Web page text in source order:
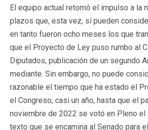
El equipo actual retomó el impulso a la
plazos que, esta vez, sí pueden
en tanto fueron ocho meses los que
que el Proyecto de Ley puso rumbo al
Diputados, publicación de un segundo
mediante. Sin embargo, no puede
razonable el tiempo que ha estado el
el Congreso, casi un año, hasta que el
noviembre de 2022 se votó en Pleno el
texto que se encamina al Senado para